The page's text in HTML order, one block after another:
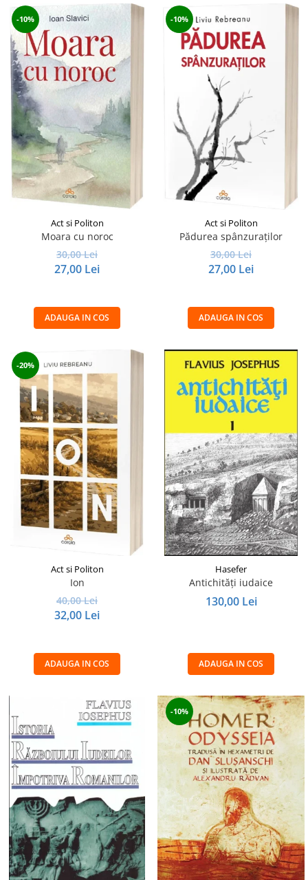
-10%
Act si Politon
Moara cu noroc
30,00 Lei
27,00 Lei
ADAUGA IN COS
-10%
Act si Politon
Pădurea spânzuraților
30,00 Lei
27,00 Lei
ADAUGA IN COS
-20%
Act si Politon
Ion
40,00 Lei
32,00 Lei
ADAUGA IN COS
Hasefer
Antichități iudaice
130,00 Lei
ADAUGA IN COS
-10%